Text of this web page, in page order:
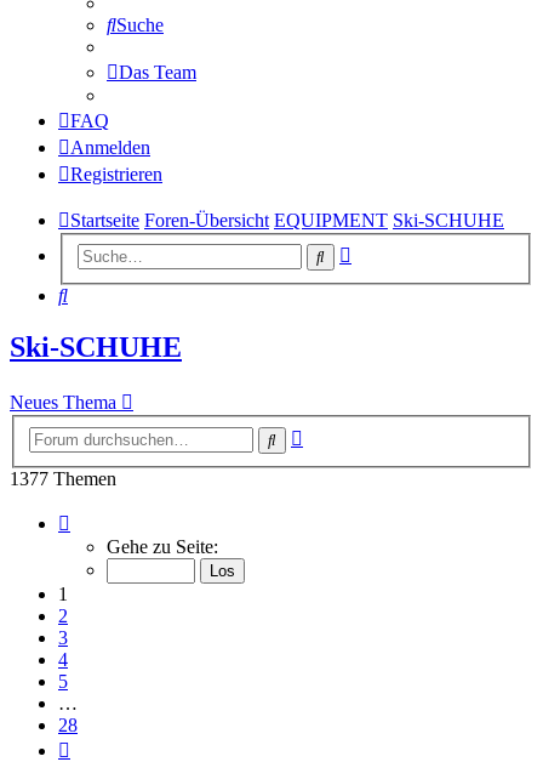
Suche
Das Team
FAQ
Anmelden
Registrieren
Startseite Foren-Übersicht EQUIPMENT Ski-SCHUHE
Suche
Suche
Ski-SCHUHE
Neues Thema
Suche
1377 Themen
von
Gehe zu Seite:
1
2
3
4
5
…
28